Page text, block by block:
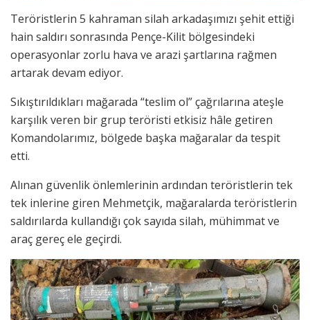
Teröristlerin 5 kahraman silah arkadaşımızı şehit ettiği
hain saldırı sonrasında Pençe-Kilit bölgesindeki
operasyonlar zorlu hava ve arazi şartlarına rağmen
artarak devam ediyor.
Sıkıştırıldıkları mağarada “teslim ol” çağrılarına ateşle
karşılık veren bir grup teröristi etkisiz hâle getiren
Komandolarımız, bölgede başka mağaralar da tespit
etti.
Alınan güvenlik önlemlerinin ardından teröristlerin tek
tek inlerine giren Mehmetçik, mağaralarda teröristlerin
saldırılarda kullandığı çok sayıda silah, mühimmat ve
araç gereç ele geçirdi.